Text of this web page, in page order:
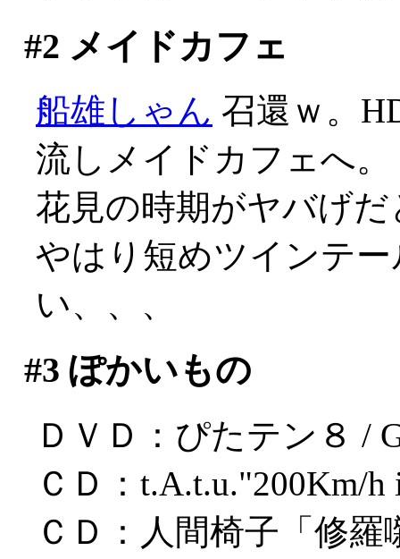
#2 メイドカフェ
船雄しゃん 召還ｗ。
流しメイドカフェへ。
花見の時期がヤバげ
やはり短めツインテ
い、、、
#3 ぽかいもの
ＤＶＤ：ぴたテン８ /
ＣＤ：t.A.t.u."200Km/h
ＣＤ：人間椅子「修羅